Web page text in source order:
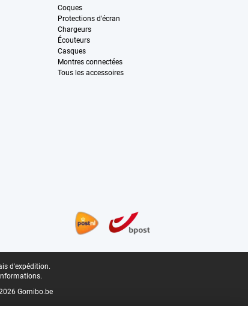
Coques
Protections d'écran
Chargeurs
Écouteurs
Casques
Montres connectées
Tous les accessoires
d'expédition.
Gomibo.be